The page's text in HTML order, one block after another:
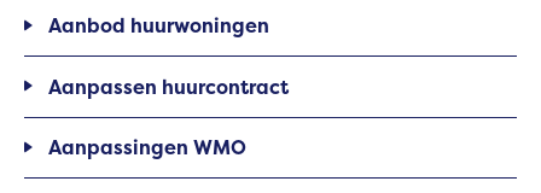
Aanbod huurwoningen
Aanpassen huurcontract
Aanpassingen WMO